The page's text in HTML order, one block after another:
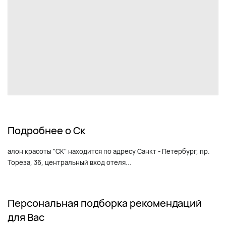
Подробнее о Ск
алон красоты "СК" находится по адресу Санкт - Петербург, пр.
Тореза, 36, центральный вход отеля...
Персональная подборка рекомендаций
для Вас